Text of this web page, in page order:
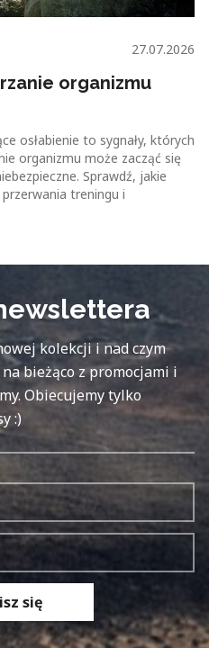
27.07.2026
organizmu
osłabienie to sygnały, których
organizmu może zacząć się
Sprawdź, jakie
treningu i
kolekcji i nad czym
bieżąco z promocjami i
Obiecujemy tylko
:)
się